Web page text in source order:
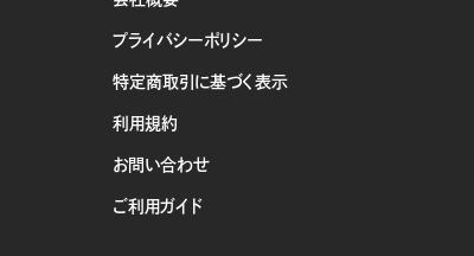
プライバシーポリシー
特定商取引に基づく表示
利用規約
お問い合わせ
ご利用ガイド